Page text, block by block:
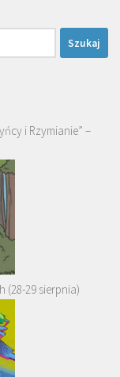
i Rzymianie” –
(28-29 sierpnia)